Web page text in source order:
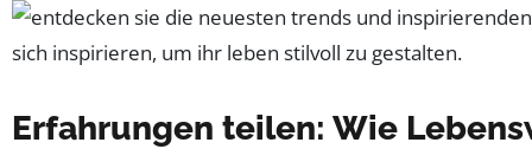
Erfahrungen teilen: Wie